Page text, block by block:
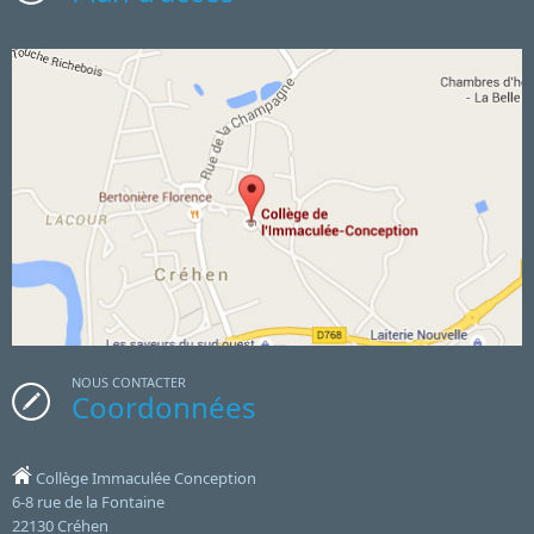
NOUS CONTACTER
Coordonnées
Collège Immaculée Conception
6-8 rue de la Fontaine
22130 Créhen